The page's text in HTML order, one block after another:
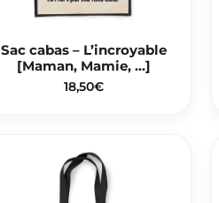
Sac cabas – L’incroyable
[Maman, Mamie, …]
18,50€